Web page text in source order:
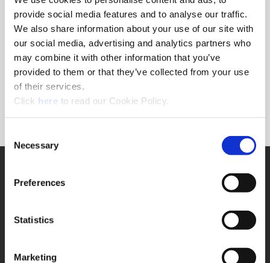
provide social media features and to analyse our traffic.
We also share information about your use of our site with
our social media, advertising and analytics partners who
may combine it with other information that you’ve
provided to them or that they’ve collected from your use
of their services.
Click here (Opens in a new window)
to read our Cookie Policy.
Selection
Necessary
Preferences
Statistics
Marketing
la meilleure solution à adopter. Les vitesses et
avances, la pression d’arrosage et d’autres
composantes des outils affectent les performances de
nos produits. Nos ingénieurs d’application ont
l’habitude de travailler avec des matériaux difficiles
dans des environnements complexes. Appelez-nous,
nous sommes prêts à relever le défi.
Support d'application
Contact
Outil en ligne